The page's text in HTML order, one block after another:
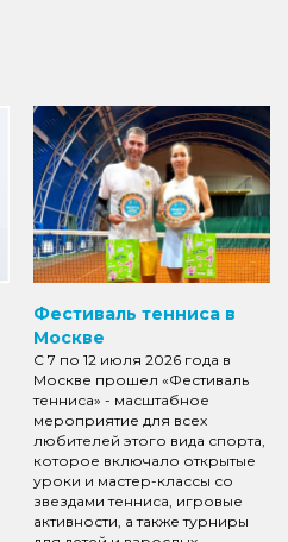
Фестиваль тенниса в
Москве
С 7 по 12 июля 2026 года в
Москве прошел «Фестиваль
тенниса» - масштабное
мероприятие для всех
любителей этого вида спорта,
которое включало открытые
уроки и мастер-классы со
звездами тенниса, игровые
активности, а также турниры